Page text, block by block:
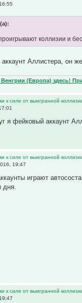
коллизии и
Аллистера, он
(Европа) здесь!
к силе от выигранной
я фейковый аккаунт
к силе от выигранной
19:47
играют
дня.
к силе от выигранной